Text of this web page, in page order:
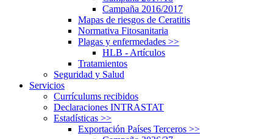
Campaña 2016/2017
Mapas de riesgos de Ceratitis
Normativa Fitosanitaria
Plagas y enfermedades >>
HLB - Artículos
Tratamientos
Seguridad y Salud
Servicios
Currículums recibidos
Declaraciones INTRASTAT
Estadísticas >>
Exportación Países Terceros >>